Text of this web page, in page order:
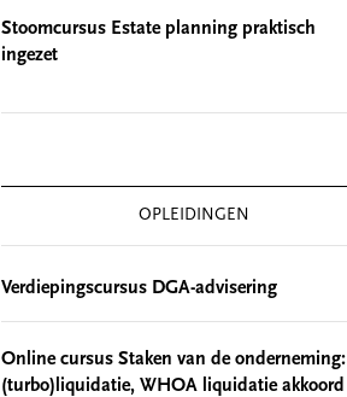
Stoomcursus Estate planning praktisch
ingezet
OPLEIDINGEN
Verdiepingscursus DGA-advisering
Online cursus Staken van de onderneming:
(turbo)liquidatie, WHOA liquidatie akkoord